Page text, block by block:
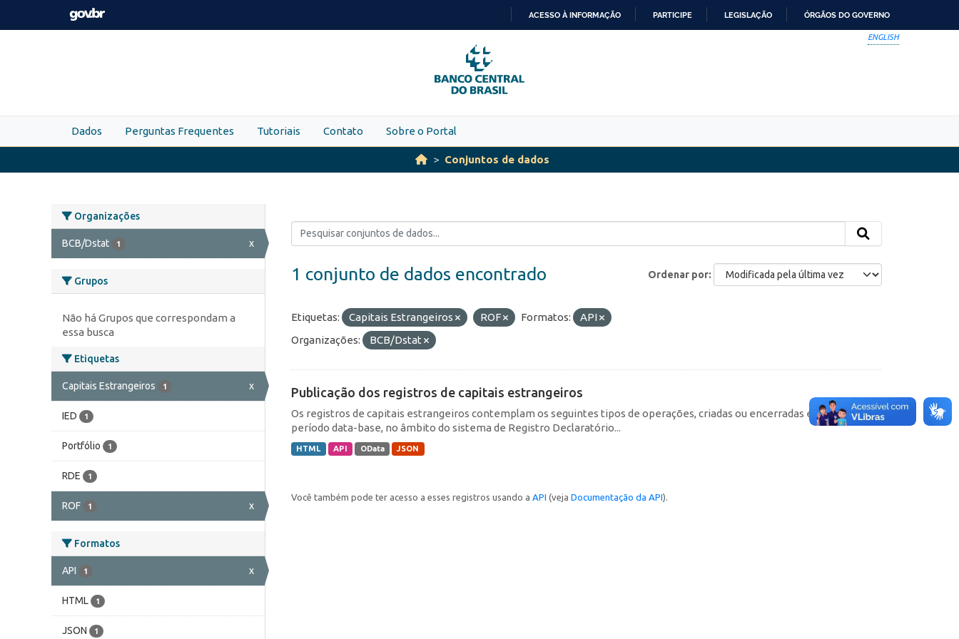
Skip to main content
PARA
O
CONTEÚDO
ACESSO À INFORMAÇÃO PARTICIPE LEGISLAÇÃO ÓRGÃOS DO GOVERNO
ENGLISH
Dados Perguntas Frequentes Tutoriais Contato Sobre o Portal
Conjuntos de dados
Organizações
BCB/Dstat 1 x
Grupos
Não há Grupos que correspondam a
essa busca
Etiquetas
Capitais Estrangeiros 1 x
IED 1
Portfólio 1
RDE 1
ROF 1 x
Formatos
API 1 x
HTML 1
JSON 1
Ordenar por
1 conjunto de dados encontrado
Etiquetas: Capitais Estrangeiros ROF Formatos:
API
Organizações:
BCB/Dstat
Publicação dos registros de capitais estrangeiros
Os registros de capitais estrangeiros contemplam os seguintes tipos de operações, criadas ou encerradas em cada
período data-base, no âmbito do sistema de Registro Declaratório...
HTML API OData JSON
Você também pode ter acesso a esses registros usando a API (veja Documentação da API).